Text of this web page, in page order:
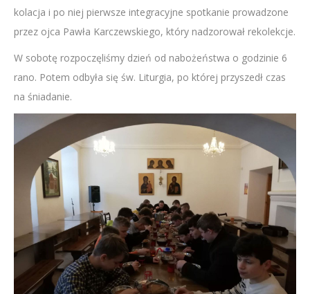
kolacja i po niej pierwsze integracyjne spotkanie prowadzone
przez ojca Pawła Karczewskiego, który nadzorował rekolekcje.
W sobotę rozpoczęliśmy dzień od nabożeństwa o godzinie 6
rano. Potem odbyła się św. Liturgia, po której przyszedł czas
na śniadanie.